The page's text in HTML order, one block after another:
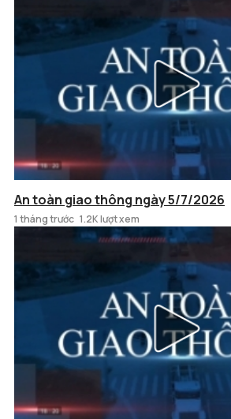
An toàn giao thông ngày 5/7/2026
1 tháng trước 1.2K lượt xem